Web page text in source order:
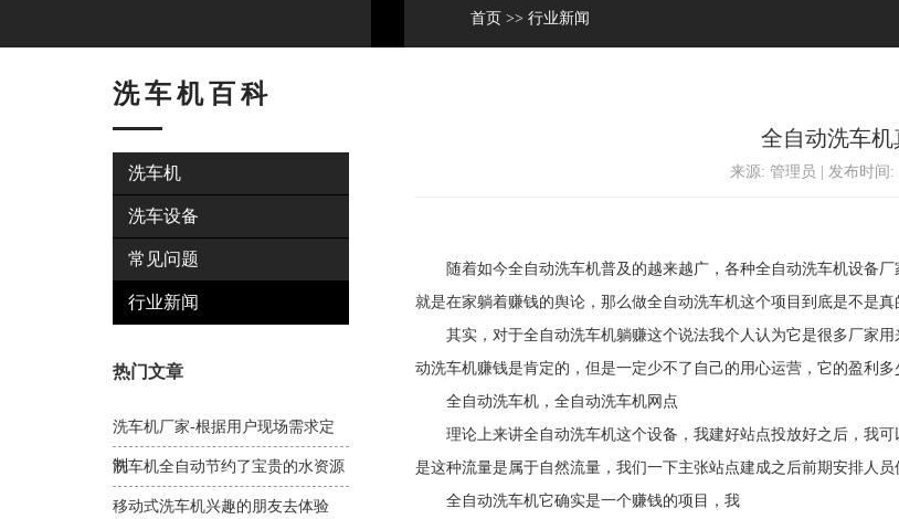
首页 >> 行业新闻
洗车机百科
洗车机
洗车设备
常见问题
行业新闻
热门文章
洗车机厂家-根据用户现场需求定
制
洗车机全自动节约了宝贵的水资源
移动式洗车机兴趣的朋友去体验
全自动洗车机
来源: 管理员 | 发布时间:
随着如今全自动洗车机普及的越来越广，各种全自动洗车机设备厂
就是在家躺着赚钱的舆论，那么做全自动洗车机这个项目到底是不是
其实，对于全自动洗车机躺赚这个说法我个人认为它是很多厂家用
动洗车机赚钱是肯定的，但是一定少不了自己的用心运营，它的盈利
全自动洗车机，全自动洗车机网点
理论上来讲全自动洗车机这个设备，我建好站点投放好之后，我可
是这种流量是属于自然流量，我们一下主张站点建成之后前期安排人
全自动洗车机它确实是一个赚钱的项目，我